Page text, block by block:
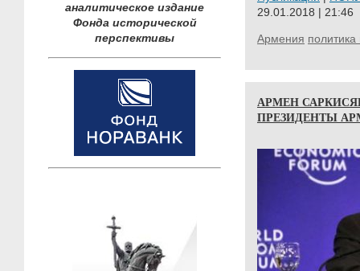
аналитическое издание
Фонда исторической
перспективы
29.01.2018 | 21:46
Армения
АРМЕН
ПРЕЗИДЕНТЫ